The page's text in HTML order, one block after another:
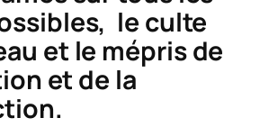
le culte
et le mépris de
et de la